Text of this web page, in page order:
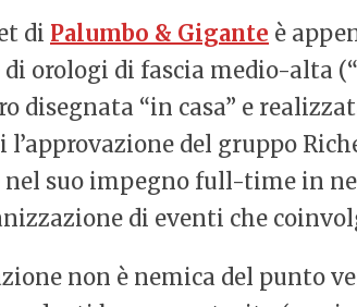
di Palumbo & Gigante è
orologi di fascia medio-alta
disegnata “in casa” e
del gruppo
nel suo impegno full-time in
di eventi che
non è nemica del punto